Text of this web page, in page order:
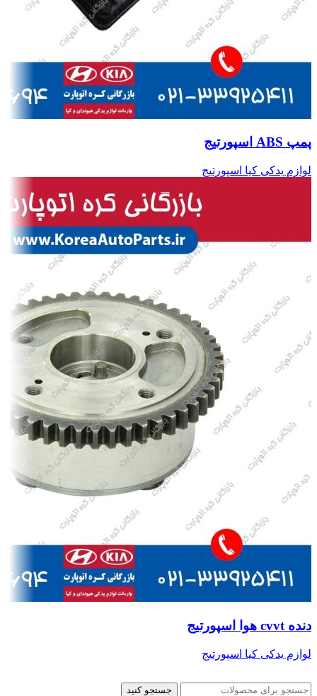
پمپ ABS اسپورتیج
لوازم یدکی کیا اسپورتیج
دنده cvvt هوا اسپورتیج
لوازم یدکی کیا اسپورتیج
جستجو کنید